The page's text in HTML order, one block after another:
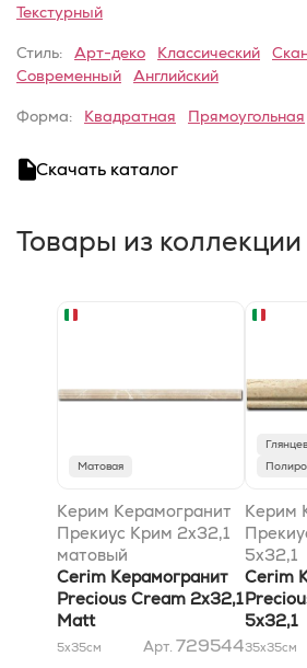
Текстурный
Стиль: Арт-деко Классический
Современный
Английский
Форма: Квадратная Прямоугольная
Скачать каталог
Товары из коллекции
Матовая
Керим Керамогранит
Прекиус Крим 2x32,1
матовый
Cerim Керамогранит
Precious Cream 2x32,1
Matt
5x35см Арт. 729544
Керим
5x32,1
Cerim
5x32,1
35x35см